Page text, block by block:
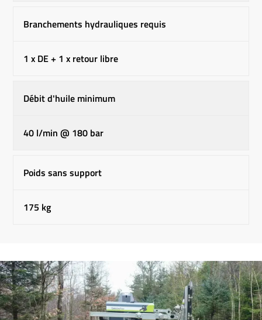
Branchements hydrauliques requis
1 x DE + 1 x retour libre
Débit d'huile minimum
40 l/min @ 180 bar
Poids sans support
175 kg